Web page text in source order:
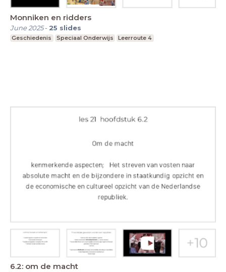
Monniken en ridders
June 2025- 25 slides
Geschiedenis Speciaal Onderwijs Leerroute 4
6.2: om de macht